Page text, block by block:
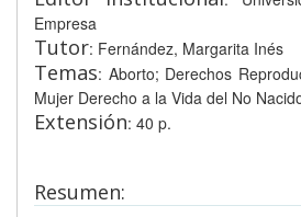
Empresa
Tutor: Fernández, Margarita Inés
Temas: Aborto; Derechos
Mujer Derecho a la Vida del No
Extensión: 40 p.
Resumen: